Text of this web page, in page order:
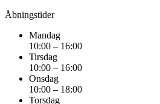
Åbningstider
Mandag
10:00 – 16:00
Tirsdag
10:00 – 16:00
Onsdag
10:00 – 18:00
Torsdag